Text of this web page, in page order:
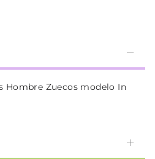
Hombre Zuecos modelo In